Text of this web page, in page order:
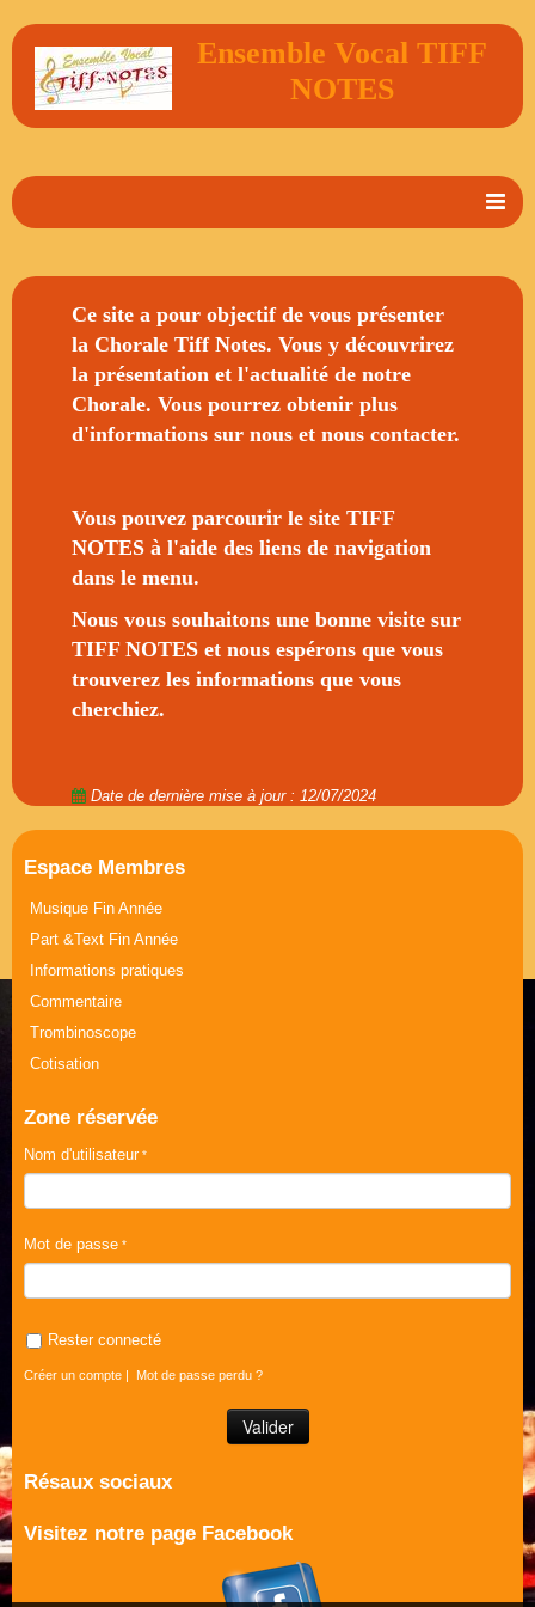
Ensemble Vocal TIFF
NOTES
Album Photos
Livre d'or
Agenda
Musique Journée de la Femme
Part &Text Journée de la Femme
Ce site a pour objectif de vous présenter
la Chorale Tiff Notes. Vous y découvrirez
la présentation et l'actualité de notre
Chorale. Vous pourrez obtenir plus
d'informations sur nous et nous contacter.
Vous pouvez parcourir le site TIFF
NOTES à l'aide des liens de navigation
dans le menu.
Nous vous souhaitons une bonne visite sur
TIFF NOTES et nous espérons que vous
trouverez les informations que vous
cherchiez.
Date de dernière mise à jour : 12/07/2024
Espace Membres
Musique Fin Année
Part &Text Fin Année
Informations pratiques
Commentaire
Trombinoscope
Cotisation
Zone réservée
Nom d'utilisateur
Mot de passe
Rester connecté
Créer un compte | Mot de passe perdu ?
Résaux sociaux
Visitez notre page Facebook